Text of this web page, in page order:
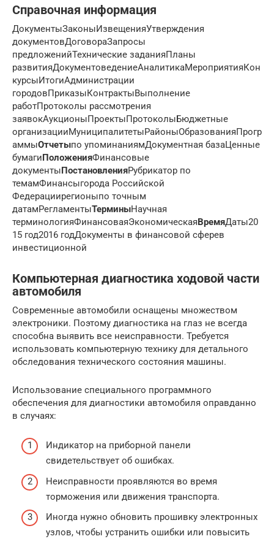
Справочная информация
ДокументыЗаконыИзвещенияУтверждения
документовДоговораЗапросы
предложенийТехнические заданияПланы
развитияДокументоведениеАналитикаМероприятияКон
курсыИтогиАдминистрации
городовПриказыКонтрактыВыполнение
работПротоколы рассмотрения
заявокАукционыПроектыПротоколыБюджетные
организацииМуниципалитетыРайоныОбразованияПрогр
аммыОтчетыпо упоминаниямДокументная базаЦенные
бумагиПоложенияФинансовые
документыПостановленияРубрикатор по
темамФинансыгорода Российской
Федерациирегионыпо точным
датамРегламентыТерминыНаучная
терминологияФинансоваяЭкономическаяВремяДаты20
15 год2016 годДокументы в финансовой сферев
инвестиционной
Компьютерная диагностика ходовой части
автомобиля
Современные автомобили оснащены множеством
электроники. Поэтому диагностика на глаз не всегда
способна выявить все неисправности. Требуется
использовать компьютерную технику для детального
обследования технического состояния машины.
Использование специального программного
обеспечения для диагностики автомобиля оправданно
в случаях:
Индикатор на приборной панели
свидетельствует об ошибках.
Неисправности проявляются во время
торможения или движения транспорта.
Иногда нужно обновить прошивку электронных
узлов, чтобы устранить ошибки или повысить